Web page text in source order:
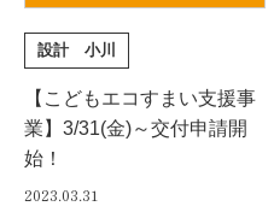
設計 小川
【こどもエコすまい支援事
業】3/31(金)～交付申請開
始！
2023.03.31